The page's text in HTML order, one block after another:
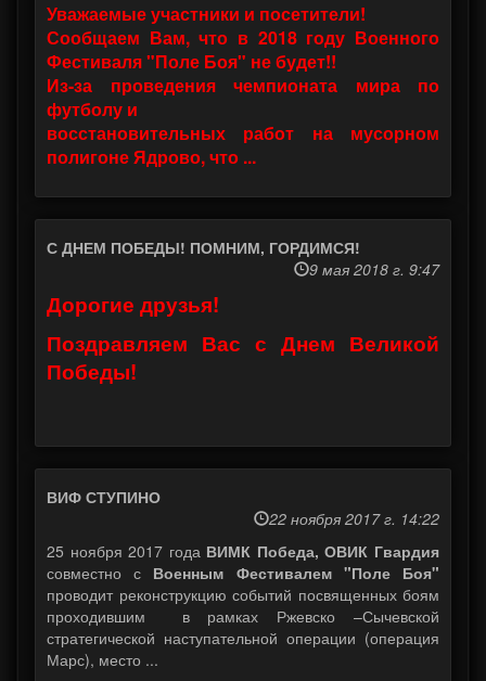
Уважаемые участники и посетители!
Сообщаем Вам, что в 2018 году Военного
Фестиваля "Поле Боя" не будет!!
Из-за проведения чемпионата мира по
футболу и
восстановительных работ на мусорном
полигоне Ядрово, что ...
С ДНЕМ ПОБЕДЫ! ПОМНИМ, ГОРДИМСЯ!
9 мая 2018 г. 9:47
Дорогие друзья!
Поздравляем Вас с Днем Великой
Победы!
ВИФ СТУПИНО
22 ноября 2017 г. 14:22
25 ноября 2017 года ВИМК Победа, ОВИК Гвардия
совместно с Военным Фестивалем "Поле Боя"
проводит реконструкцию событий посвященных боям
проходившим в рамках Ржевско –Сычевской
стратегической наступательной операции (операция
Марс), место ...